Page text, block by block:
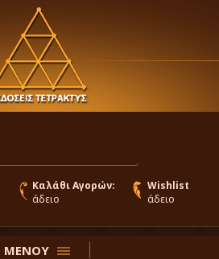
Καλάθι Αγορών:
άδειο
Wishlist
άδειο
ΜΕΝΟΥ